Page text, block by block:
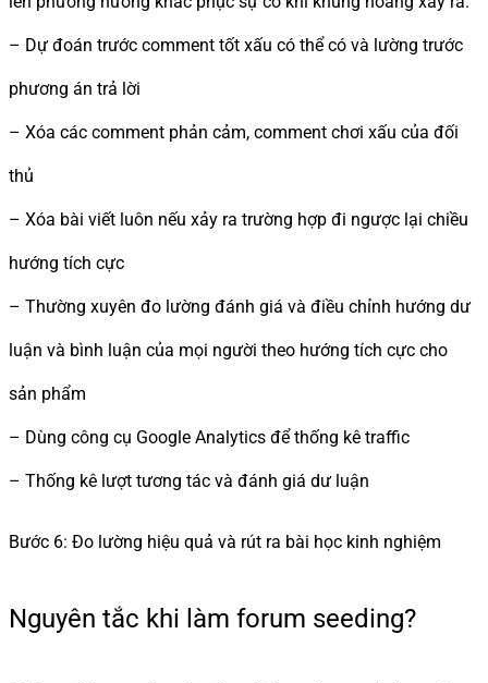
– Dự đoán trước comment tốt xấu có thể có và lường trước
phương án trả lời
– Xóa các comment phản cảm, comment chơi xấu của đối
thủ
– Xóa bài viết luôn nếu xảy ra trường hợp đi ngược lại chiều
hướng tích cực
– Thường xuyên đo lường đánh giá và điều chỉnh hướng dư
luận và bình luận của mọi người theo hướng tích cực cho
sản phẩm
– Dùng công cụ Google Analytics để thống kê traffic
– Thống kê lượt tương tác và đánh giá dư luận
Bước 6: Đo lường hiệu quả và rút ra bài học kinh nghiệm
Nguyên tắc khi làm forum seeding?